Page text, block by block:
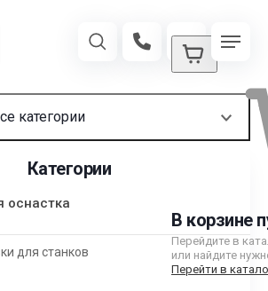
В корзине
Перейдите в
или найдите
Перейти в
Категории
оснастка
для станков